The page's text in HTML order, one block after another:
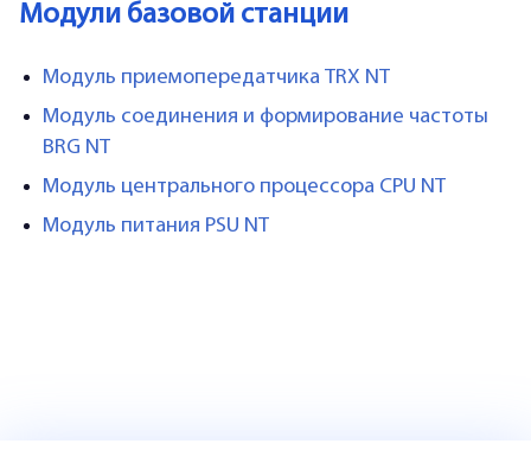
Модули базовой станции
Модуль приемопередатчика TRX NT
Модуль соединения и формирование частоты
BRG NT
Модуль центрального процессора CPU NT
Модуль питания PSU NT